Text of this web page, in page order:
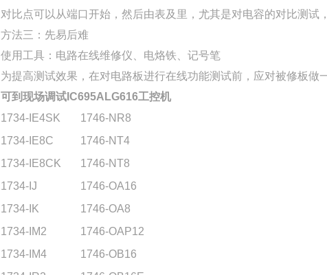
对比点可以从端口开始，然后由表及里，尤其是对电容的对比测试
方法三：先易后难
使用工具：电路在线维修仪、电烙铁、记号笔
为提高测试效果，在对电路板进行在线功能测试前，应对被修板
可到现场调试IC695ALG616工控机
1734-IE4SK
1746-NR8
1734-IE8C
1746-NT4
1734-IE8CK
1746-NT8
1734-IJ
1746-OA16
1734-IK
1746-OA8
1734-IM2
1746-OAP12
1734-IM4
1746-OB16